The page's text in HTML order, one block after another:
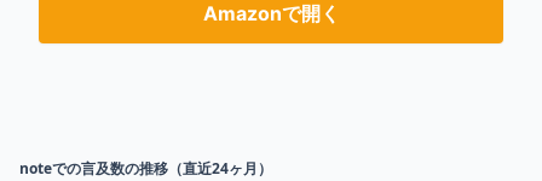
Amazonで開く
noteでの言及数の推移（直近24ヶ月）